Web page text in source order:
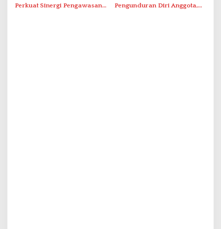
Perkuat Sinergi Pengawasan
Pengunduran Diri Anggota,